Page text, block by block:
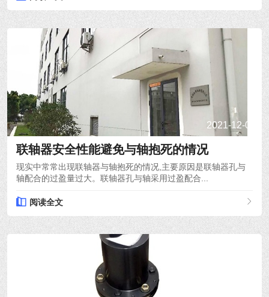
2021-12-08
联轴器安全性能避免与轴抱死的情况
现实中常常出现联轴器与轴抱死的情况,主要原因是联轴器孔与
轴配合的过盈量过大。联轴器孔与轴采用过盈配合...
阅读全文